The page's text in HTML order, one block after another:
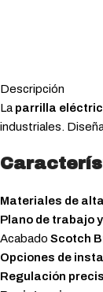
Descripción
La parrilla
industriales.
Materiales de
Plano de trabajo
Acabado Scotch
Opciones de
Regulación